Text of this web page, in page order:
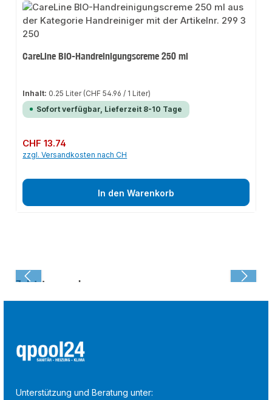
CareLine BIO-Handreinigungscreme 250 ml
Inhalt: 0.25 Liter (CHF 54.96 / 1 Liter)
Sofort verfügbar, Lieferzeit 8-10 Tage
Regulärer Preis:
CHF 13.74
zzgl. Versandkosten nach CH
In den Warenkorb
Zuletzt angesehen:
Unterstützung und Beratung unter: